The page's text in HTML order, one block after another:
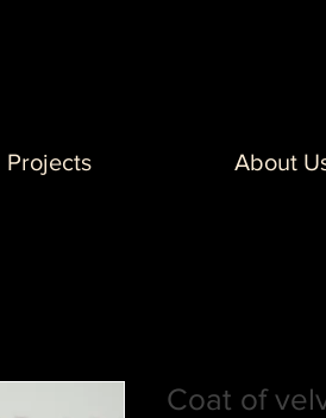
Projects About
Coat of